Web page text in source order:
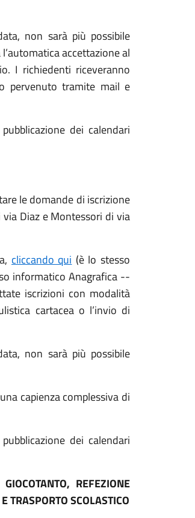
non sarà più possibile
accettazione al
I richiedenti riceveranno
pervenuto tramite mail e
dei calendari
le domande di iscrizione
Diaz e Montessori di via
cliccando qui (è lo stesso
informatico Anagrafica --
iscrizioni con modalità
cartacea o l’invio di
non sarà più possibile
capienza complessiva di
dei calendari
REFEZIONE
TRASPORTO SCOLASTICO